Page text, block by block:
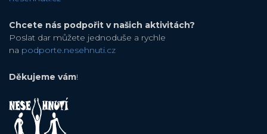
Chcete nás podpořit v našich aktivitách?
Poslat dar můžete jednoduše a rychle
na podporte.nesehnuti.cz
Děkujeme vám!